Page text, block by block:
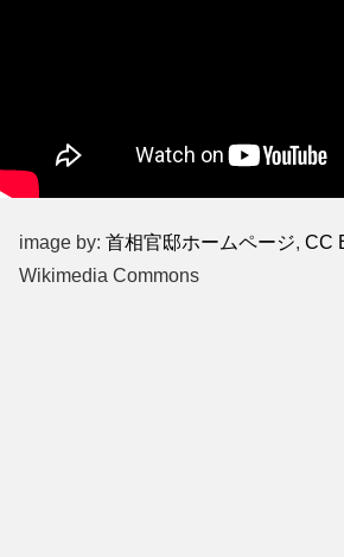
image by: 首相官邸ホームページ, CC
Wikimedia Commons